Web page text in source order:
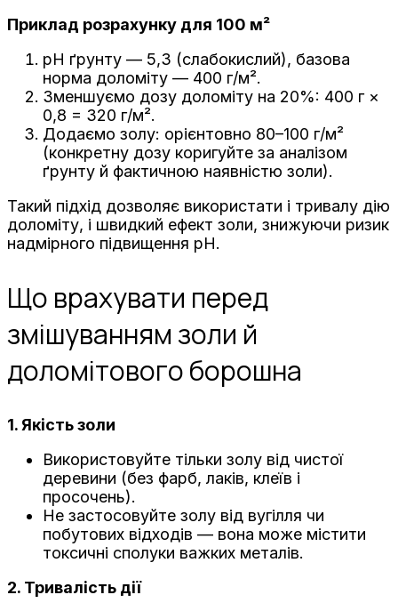
Приклад розрахунку для 100 м²
pH ґрунту — 5,3 (слабокислий), базова
норма доломіту — 400 г/м².
Зменшуємо дозу доломіту на 20%: 400 г ×
0,8 = 320 г/м².
Додаємо золу: орієнтовно 80–100 г/м²
(конкретну дозу коригуйте за аналізом
ґрунту й фактичною наявністю золи).
Такий підхід дозволяє використати і тривалу дію
доломіту, і швидкий ефект золи, знижуючи ризик
надмірного підвищення pH.
Що врахувати перед
змішуванням золи й
доломітового борошна
1. Якість золи
Використовуйте тільки золу від чистої
деревини (без фарб, лаків, клеїв і
просочень).
Не застосовуйте золу від вугілля чи
побутових відходів — вона може містити
токсичні сполуки важких металів.
2. Тривалість дії